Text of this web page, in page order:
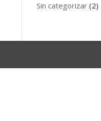
Sin categorizar (2)